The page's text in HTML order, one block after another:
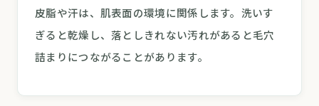
皮脂や汗は、肌表面の環境に関係します。洗いす
ぎると乾燥し、落としきれない汚れがあると毛穴
詰まりにつながることがあります。